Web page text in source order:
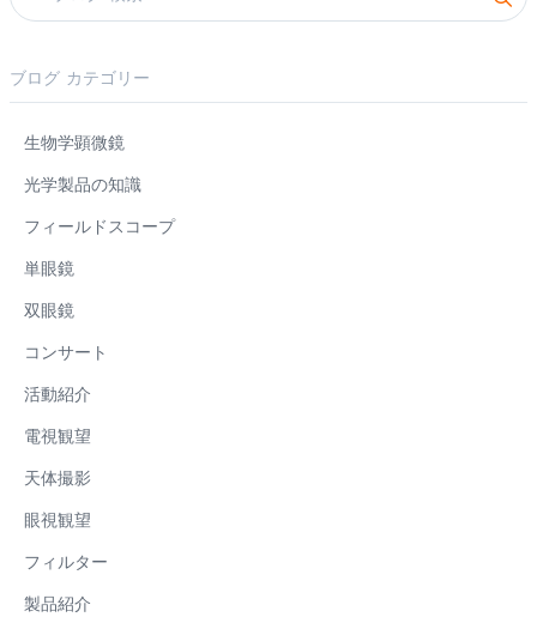
ブログ カテゴリー
生物学顕微鏡
光学製品の知識
フィールドスコープ
単眼鏡
双眼鏡
コンサート
活動紹介
電視観望
天体撮影
眼視観望
フィルター
製品紹介